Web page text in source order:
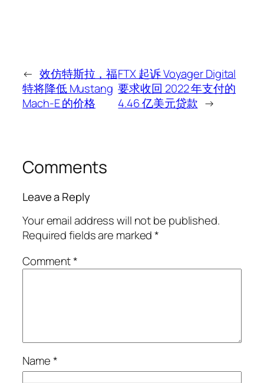
← 效仿特斯拉，福
特将降低 Mustang
Mach-E 的价格
FTX 起诉 Voyager Digital
要求收回 2022 年支付的
4.46 亿美元贷款 →
Comments
Leave a Reply
Your email address will not be published.
Required fields are marked*
Comment*
Name*